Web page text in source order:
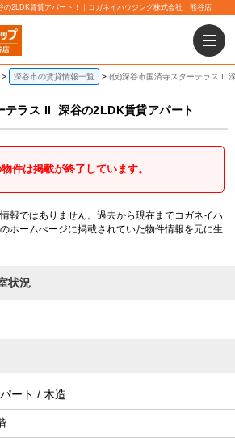
の2LDK賃貸アパート！｜コガネイハウジング株式会社 熊谷店
深谷市の賃貸情報一覧 (仮)深谷市国済寺スターテラス II
テラス II 深谷の2LDK賃貸アパート
件は掲載が終了しています。
報ではありません。過去から現在までコガネイハ
ホームぺージに掲載されていた物件情報を元に生
状況
ート / 木造